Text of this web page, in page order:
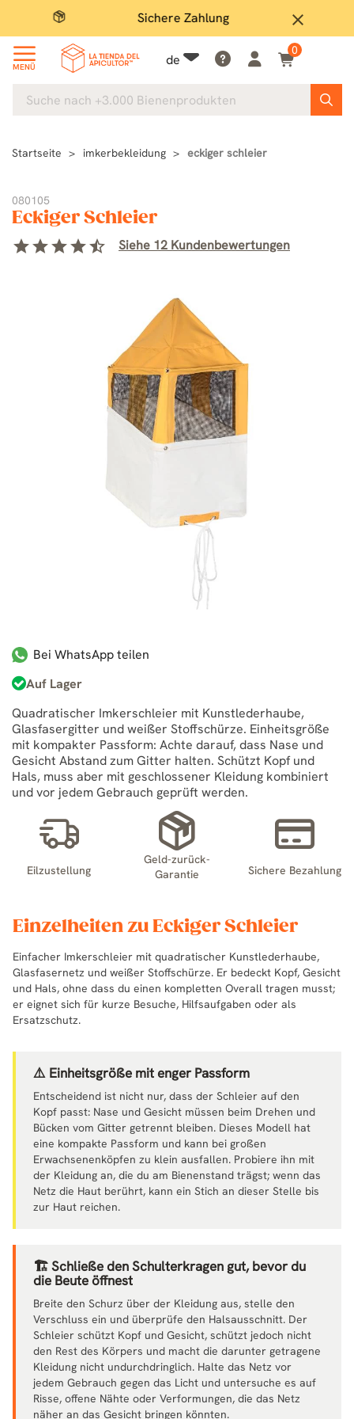
close
Sichere Zahlung
MENÜ de
0
Startseite imkerbekleidung eckiger schleier
080105
Eckiger Schleier
starstarstarstarstar_half Siehe 12 Kundenbewertungen
Bei WhatsApp teilen
Auf Lager
Quadratischer Imkerschleier mit Kunstlederhaube,
Glasfasergitter und weißer Stoffschürze. Einheitsgröße
mit kompakter Passform: Achte darauf, dass Nase und
Gesicht Abstand zum Gitter halten. Schützt Kopf und
Hals, muss aber mit geschlossener Kleidung kombiniert
und vor jedem Gebrauch geprüft werden.
Eilzustellung
Geld-zurück-
Garantie
Sichere Bezahlung
Einzelheiten zu Eckiger Schleier
Einfacher Imkerschleier mit quadratischer Kunstlederhaube,
Glasfasernetz und weißer Stoffschürze. Er bedeckt Kopf, Gesicht
und Hals, ohne dass du einen kompletten Overall tragen musst;
er eignet sich für kurze Besuche, Hilfsaufgaben oder als
Ersatzschutz.
⚠️ Einheitsgröße mit enger Passform
Entscheidend ist nicht nur, dass der Schleier auf den
Kopf passt: Nase und Gesicht müssen beim Drehen und
Bücken vom Gitter getrennt bleiben. Dieses Modell hat
eine kompakte Passform und kann bei großen
Erwachsenenköpfen zu klein ausfallen. Probiere ihn mit
der Kleidung an, die du am Bienenstand trägst; wenn das
Netz die Haut berührt, kann ein Stich an dieser Stelle bis
zur Haut reichen.
🏗️ Schließe den Schulterkragen gut, bevor du
die Beute öffnest
Breite den Schurz über der Kleidung aus, stelle den
Verschluss ein und überprüfe den Halsausschnitt. Der
Schleier schützt Kopf und Gesicht, schützt jedoch nicht
den Rest des Körpers und macht die darunter getragene
Kleidung nicht undurchdringlich. Halte das Netz vor
jedem Gebrauch gegen das Licht und untersuche es auf
Risse, offene Nähte oder Verformungen, die das Netz
näher an das Gesicht bringen könnten.